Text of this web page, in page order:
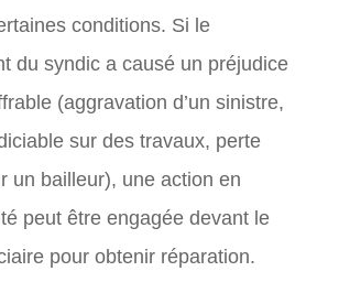
conditions. Si le
du syndic a causé un préjudice
(aggravation d’un sinistre,
sur des travaux, perte
un bailleur), une action en
peut être engagée devant le
pour obtenir réparation.